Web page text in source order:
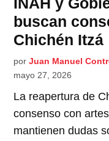
buscan
Chichén Itzá
por Juan Manuel
mayo 27, 2026
La reapertura de
consenso con
mantienen dudas